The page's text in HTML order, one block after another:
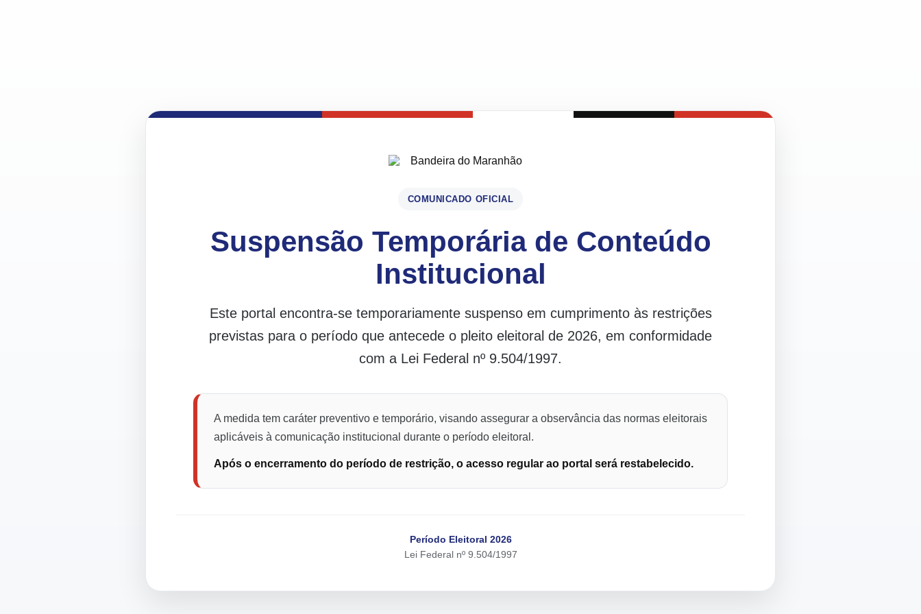
COMUNICADO OFICIAL
Suspensão Temporária de Conteúdo
Institucional
Este portal encontra-se temporariamente suspenso em cumprimento às restrições
previstas para o período que antecede o pleito eleitoral de 2026, em conformidade
com a Lei Federal nº 9.504/1997.
A medida tem caráter preventivo e temporário, visando assegurar a observância das normas eleitorais
aplicáveis à comunicação institucional durante o período eleitoral.
Após o encerramento do período de restrição, o acesso regular ao portal será restabelecido.
Período Eleitoral 2026
Lei Federal nº 9.504/1997